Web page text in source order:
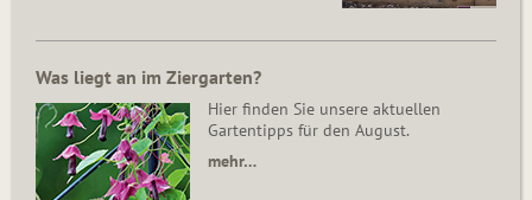
Was liegt an im Ziergarten?
Hier finden Sie unsere aktuellen
Gartentipps für den August.
mehr…